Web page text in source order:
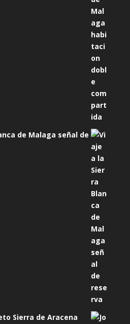
de Malaga señal de
Sierra de Aracena